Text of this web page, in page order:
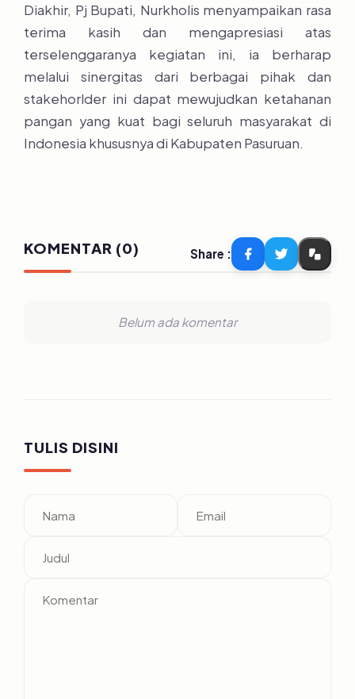
Diakhir, Pj Bupati, Nurkholis menyampaikan rasa
terima kasih dan mengapresiasi atas
terselenggaranya kegiatan ini, ia berharap
melalui sinergitas dari berbagai pihak dan
stakehorlder ini dapat mewujudkan ketahanan
pangan yang kuat bagi seluruh masyarakat di
Indonesia khususnya di Kabupaten Pasuruan.
KOMENTAR (0) Share :
Belum ada komentar
TULIS DISINI